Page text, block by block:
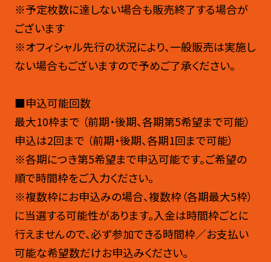
※予定枚数に達しない場合も販売終了する場合が
ございます
※オフィシャル先行の状況により、一般販売は実施し
ない場合もございますので予めご了承ください。
■申込可能回数
最大10枠まで （前期・後期、各期第5希望まで可能）
申込は2回まで （前期・後期、各期1回まで可能）
※各期につき第5希望まで申込可能です。ご希望の
順で時間枠をご入力ください。
※複数枠にお申込みの場合、複数枠（各期最大5枠）
に当選する可能性があります。入金は時間枠ごとに
行えませんので、必ず参加できる時間枠／お支払い
可能な希望数だけお申込みください。